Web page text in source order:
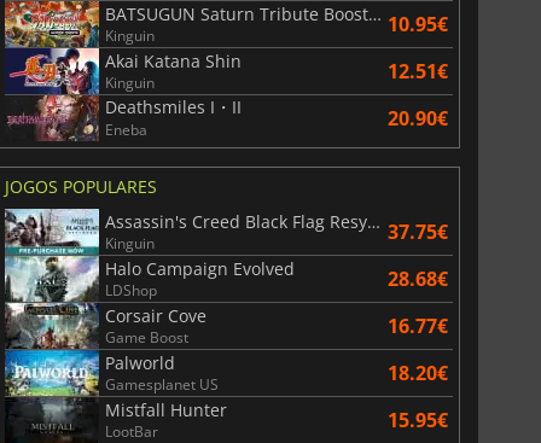
BATSUGUN Saturn Tribute Boosted
Kinguin 10.95€
Akai Katana Shin
Kinguin 12.51€
Deathsmiles I・II
Eneba 20.90€
JOGOS POPULARES
Assassin's Creed Black Flag Resynced
Kinguin 37.75€
Halo Campaign Evolved
LDShop 28.68€
Corsair Cove
Game Boost 16.77€
Palworld
Gamesplanet US 18.20€
Mistfall Hunter
LootBar 15.95€